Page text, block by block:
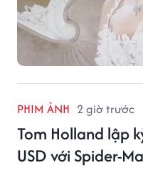
PHIM ẢNH 2 giờ trước
Tom Holland lập
USD với Spider-